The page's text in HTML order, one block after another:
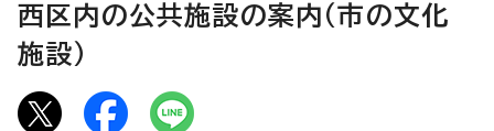
西区内の公共施設の案内（市の文化
施設）